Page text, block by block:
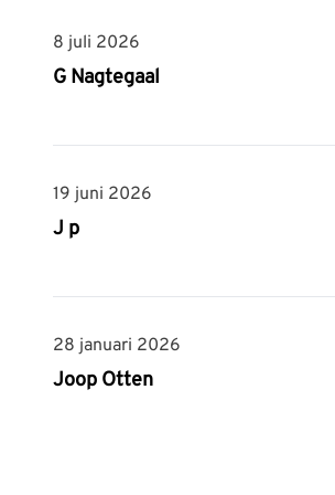
8 juli 2026
8 juli 2026
G Nagtegaal
19 juni 2026
19 juni 2026
J p
28 januari 2026
28 januari 2026
Joop Otten